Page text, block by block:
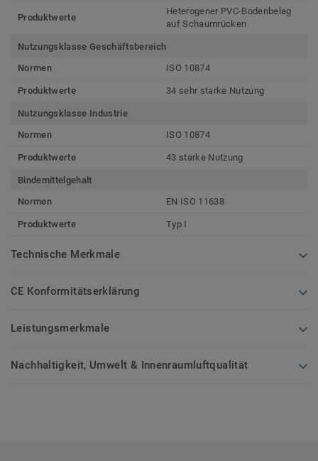
Produktwerte
Heterogener PVC-Bodenbelag
auf Schaumrücken
Nutzungsklasse Geschäftsbereich
Normen
ISO 10874
Produktwerte 34 sehr starke Nutzung
Nutzungsklasse Industrie
Normen
ISO 10874
Produktwerte 43 starke Nutzung
Bindemittelgehalt
Normen
EN ISO 11638
Produktwerte Typ I
Technische Merkmale
CE Konformitätserklärung
Leistungsmerkmale
Nachhaltigkeit, Umwelt & Innenraumluftqualität